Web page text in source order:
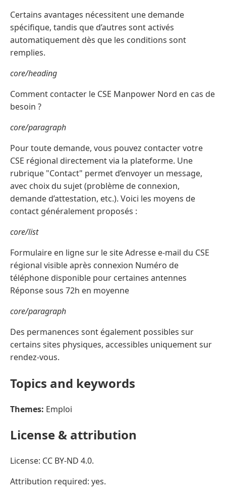
Certains avantages nécessitent une demande
spécifique, tandis que d’autres sont activés
automatiquement dès que les conditions sont
remplies.
core/heading
Comment contacter le CSE Manpower Nord en cas de
besoin ?
core/paragraph
Pour toute demande, vous pouvez contacter votre
CSE régional directement via la plateforme. Une
rubrique "Contact" permet d’envoyer un message,
avec choix du sujet (problème de connexion,
demande d’attestation, etc.). Voici les moyens de
contact généralement proposés :
core/list
Formulaire en ligne sur le site Adresse e-mail du CSE
régional visible après connexion Numéro de
téléphone disponible pour certaines antennes
Réponse sous 72h en moyenne
core/paragraph
Des permanences sont également possibles sur
certains sites physiques, accessibles uniquement sur
rendez-vous.
Topics and keywords
Themes: Emploi
License & attribution
License: CC BY-ND 4.0.
Attribution required: yes.